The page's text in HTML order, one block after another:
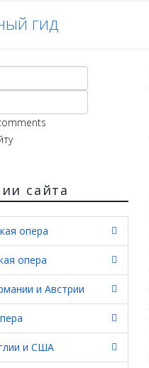
сайта
опера
опера
и Австрии
и США